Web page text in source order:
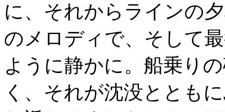
に、それからラインの
のメロディで、そして
ように静かに。船乗り
く、それが沈没ととも